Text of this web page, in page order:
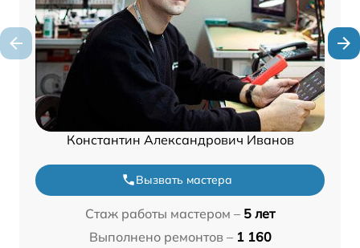
Константин Александрович Иванов
Вызвать мастера
Стаж работы мастером – 5 лет
Выполнено ремонтов – 1 160